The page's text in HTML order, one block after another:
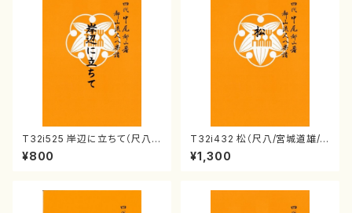
T32i525 岸辺に立ちて（尺八/
初代 中村双葉/楽譜）都山流公
刊楽譜曲番:2234
¥800
T32i432 松（尺八/宮城道雄/
楽譜）都山流公刊楽譜曲番:213
8
¥1,300